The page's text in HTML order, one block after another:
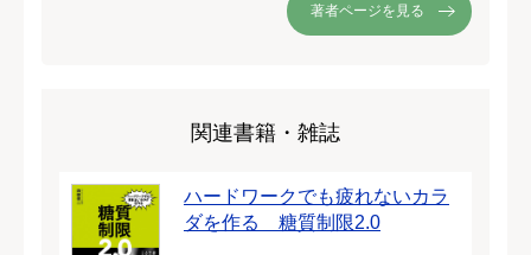
著者ページを見る
関連書籍・雑誌
ハードワークでも疲れないカラ
ダを作る 糖質制限2.0